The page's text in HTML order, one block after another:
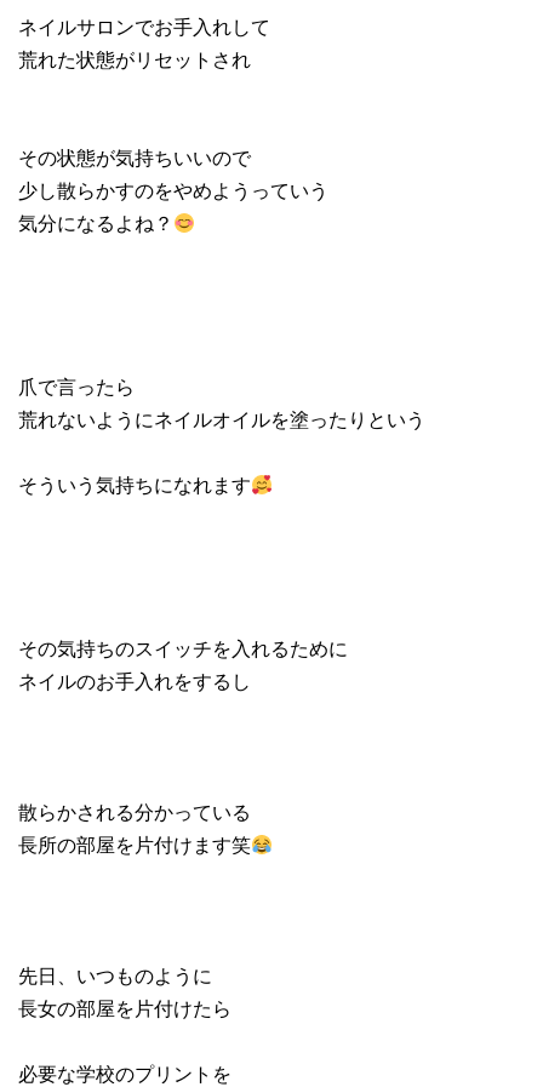
ネイルサロンでお手入れして
荒れた状態がリセットされ
その状態が気持ちいいので
少し散らかすのをやめようっていう
気分になるよね？
爪で言ったら
荒れないようにネイルオイルを塗ったりという
そういう気持ちになれます
その気持ちのスイッチを入れるために
ネイルのお手入れをするし
散らかされる分かっている
長所の部屋を片付けます笑
先日、いつものように
長女の部屋を片付けたら
必要な学校のプリントを